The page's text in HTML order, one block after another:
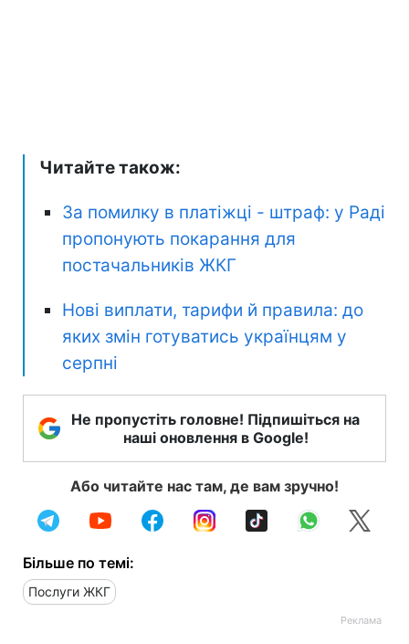
Читайте також:
За помилку в платіжці - штраф: у Раді
пропонують покарання для
постачальників ЖКГ
Нові виплати, тарифи й правила: до
яких змін готуватись українцям у
серпні
Не пропустіть головне! Підпишіться на
наші оновлення в Google!
Або читайте нас там, де вам зручно!
Більше по темі:
Послуги ЖКГ